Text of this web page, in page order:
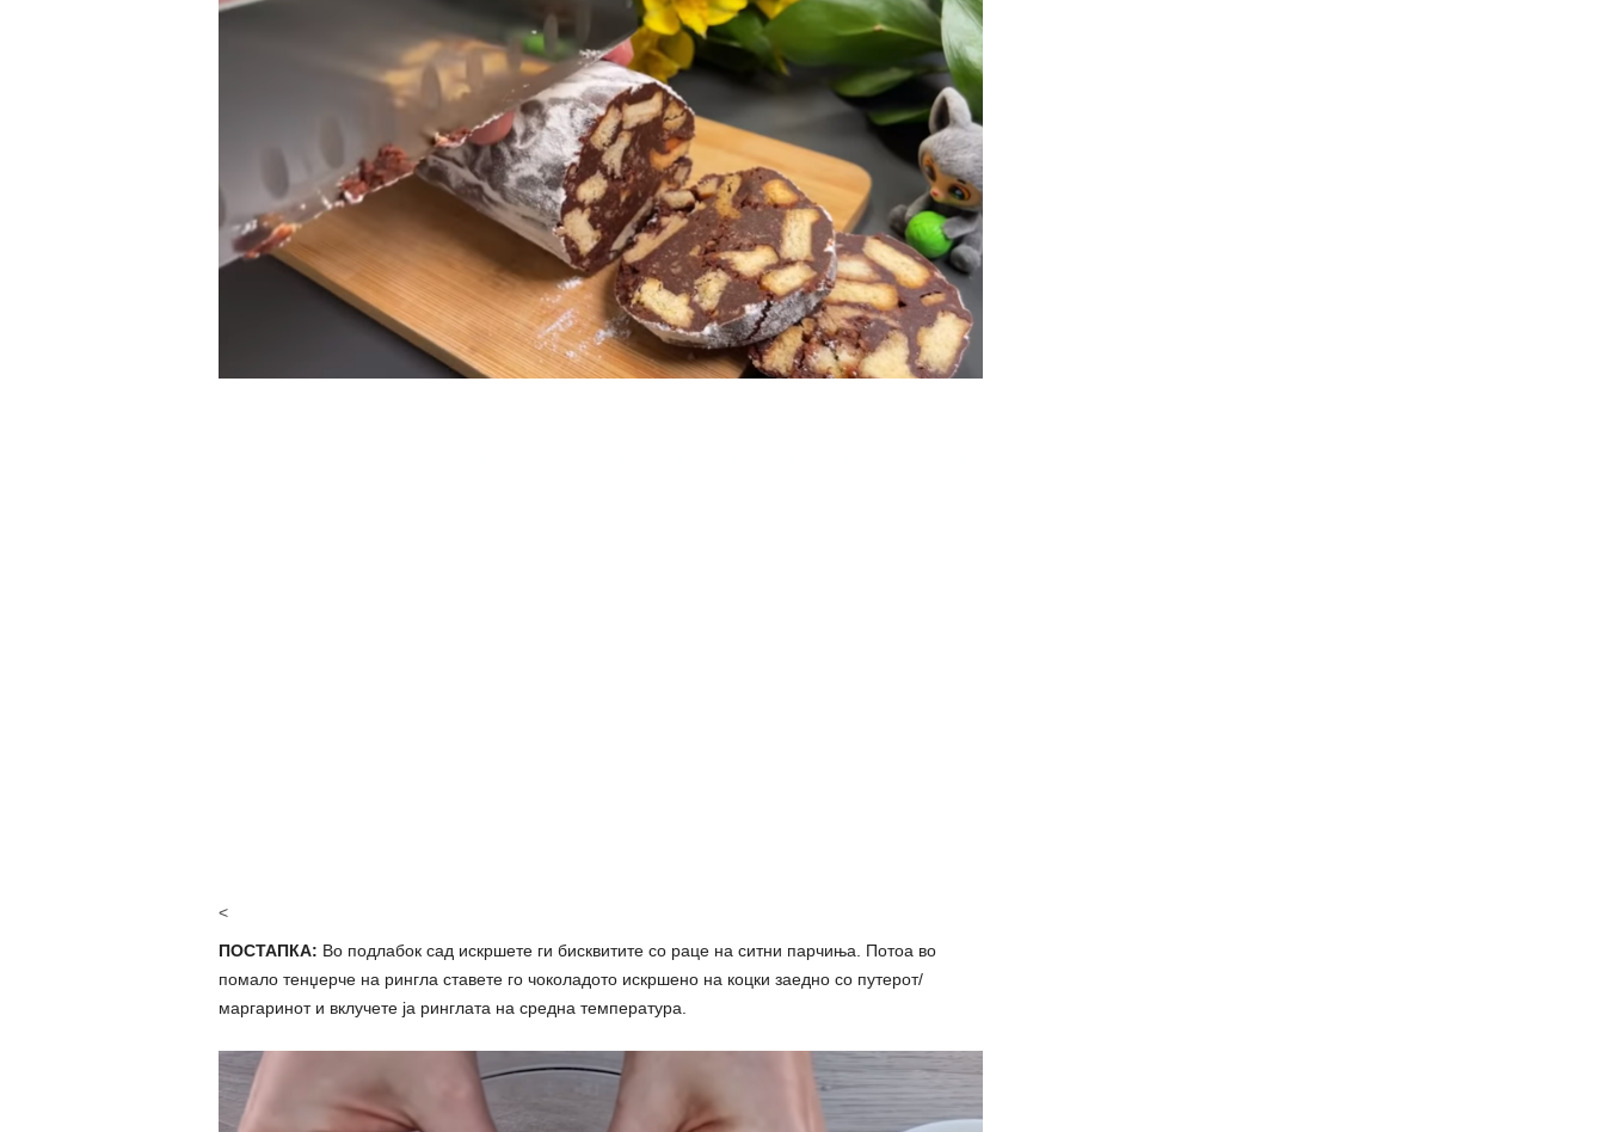
<
ПОСТАПКА: Во подлабок сад искршете ги бисквитите со раце на ситни парчиња. Потоа во
помало тенџерче на рингла ставете го чоколадото искршено на коцки заедно со путерот/
маргаринот и вклучете ја ринглата на средна температура.